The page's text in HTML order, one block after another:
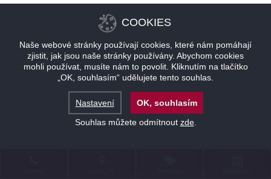
COOKIES
Naše webové stránky používají cookies, které nám pomáhají
zjistit, jak jsou naše stránky používány. Abychom cookies
mohli používat, musíte nám to povolit. Kliknutím na tlačítko
„OK, souhlasím“ udělujete tento souhlas.
Nastavení
OK, souhlasím
Souhlas můžete odmítnout zde.